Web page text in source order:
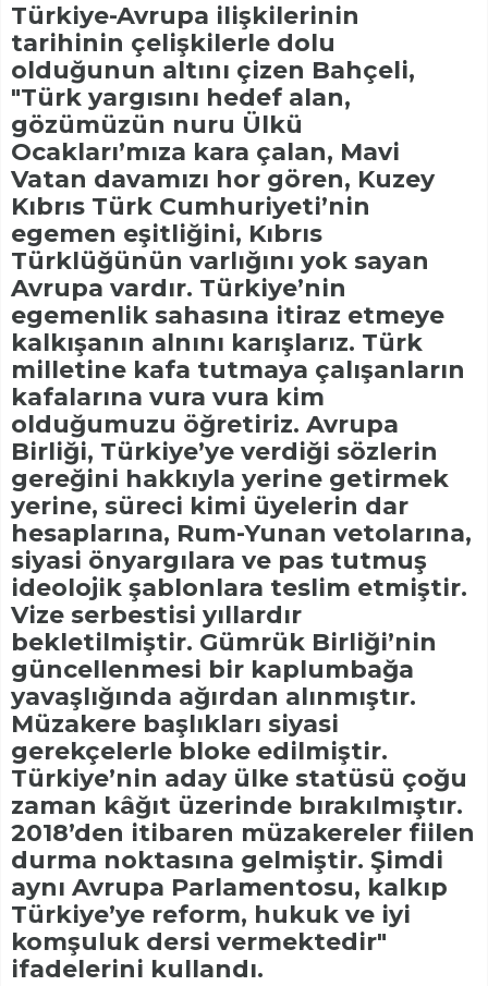
Türkiye-Avrupa ilişkilerinin
tarihinin çelişkilerle dolu
olduğunun altını çizen Bahçeli,
"Türk yargısını hedef alan,
gözümüzün nuru Ülkü
Ocakları’mıza kara çalan, Mavi
Vatan davamızı hor gören, Kuzey
Kıbrıs Türk Cumhuriyeti’nin
egemen eşitliğini, Kıbrıs
Türklüğünün varlığını yok sayan
Avrupa vardır. Türkiye’nin
egemenlik sahasına itiraz etmeye
kalkışanın alnını karışlarız. Türk
milletine kafa tutmaya çalışanların
kafalarına vura vura kim
olduğumuzu öğretiriz. Avrupa
Birliği, Türkiye’ye verdiği sözlerin
gereğini hakkıyla yerine getirmek
yerine, süreci kimi üyelerin dar
hesaplarına, Rum-Yunan vetolarına,
siyasi önyargılara ve pas tutmuş
ideolojik şablonlara teslim etmiştir.
Vize serbestisi yıllardır
bekletilmiştir. Gümrük Birliği’nin
güncellenmesi bir kaplumbağa
yavaşlığında ağırdan alınmıştır.
Müzakere başlıkları siyasi
gerekçelerle bloke edilmiştir.
Türkiye’nin aday ülke statüsü çoğu
zaman kâğıt üzerinde bırakılmıştır.
2018’den itibaren müzakereler fiilen
durma noktasına gelmiştir. Şimdi
aynı Avrupa Parlamentosu, kalkıp
Türkiye’ye reform, hukuk ve iyi
komşuluk dersi vermektedir"
ifadelerini kullandı.